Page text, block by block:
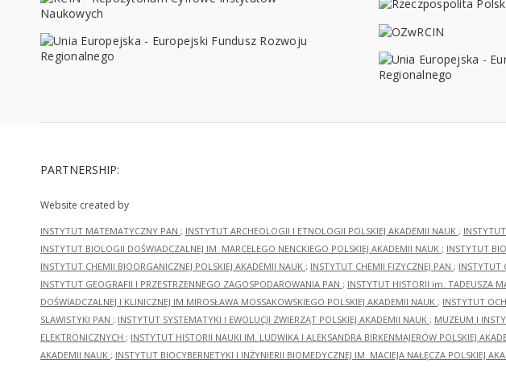
PARTNERSHIP:
Website created by
INSTYTUT MATEMATYCZNY PAN ; INSTYTUT ARCHEOLOGII I ETNOLOGII POLSKIEJ AKADEMII NAUK ;
INSTYTUT BIOLOGII DOŚWIADCZALNEJ IM. MARCELEGO NENCKIEGO POLSKIEJ AKADEMII NAUK ; INSTYTUT
INSTYTUT CHEMII BIOORGANICZNEJ POLSKIEJ AKADEMII NAUK ; INSTYTUT CHEMII FIZYCZNEJ PAN ; INSTYTUT
INSTYTUT GEOGRAFII I PRZESTRZENNEGO ZAGOSPODAROWANIA PAN ; INSTYTUT HISTORII im. TADEUSZA
DOŚWIADCZALNEJ I KLINICZNEJ IM.MIROSŁAWA MOSSAKOWSKIEGO POLSKIEJ AKADEMII NAUK ; INSTYTUT
SLAWISTYKI PAN ; INSTYTUT SYSTEMATYKI I EWOLUCJI ZWIERZĄT POLSKIEJ AKADEMII NAUK ; MUZEUM I
ELEKTRONICZNYCH ; INSTYTUT HISTORII NAUKI IM. LUDWIKA I ALEKSANDRA BIRKENMAJERÓW POLSKIEJ
AKADEMII NAUK ; INSTYTUT BIOCYBERNETYKI I INŻYNIERII BIOMEDYCZNEJ IM. MACIEJA NAŁĘCZA POLSKIEJ